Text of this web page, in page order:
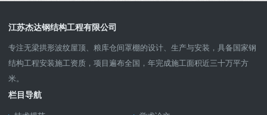
江苏杰达钢结构工程有限公司
专注无梁拱形波纹屋顶、粮库仓间罩棚的设计、生产与安装，具备国家钢
结构工程安装施工资质，项目遍布全国，年完成施工面积近三十万平方
米。
栏目导航